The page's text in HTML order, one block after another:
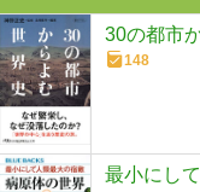
30の都市
148
最小にし